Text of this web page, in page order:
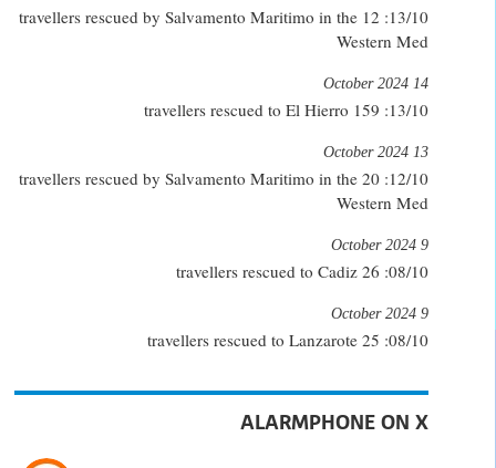
13/10: 12 travellers rescued by Salvamento Maritimo in the
Western Med
13/10: 159 travellers rescued to El Hierro
14 October 2024
12/10: 20 travellers rescued by Salvamento Maritimo in the
Western Med
13 October 2024
08/10: 26 travellers rescued to Cadiz
9 October 2024
08/10: 25 travellers rescued to Lanzarote
9 October 2024
ALARMPHONE ON X